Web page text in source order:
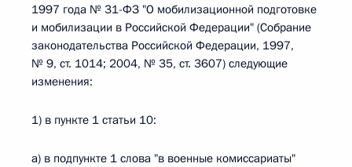
1997 года № 31-ФЗ "О мобилизационной подготовке
и мобилизации в Российской Федерации" (Собрание
законодательства Российской Федерации, 1997,
№ 9, ст. 1014; 2004, № 35, ст. 3607) следующие
изменения:
1) в пункте 1 статьи 10:
а) в подпункте 1 слова "в военные комиссариаты"